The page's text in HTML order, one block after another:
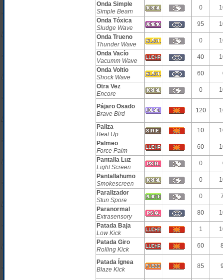
Onda Simple
Simple Beam
0
Onda Tóxica
Sludge Wave
95
Onda Trueno
Thunder Wave
0
Onda Vacío
Vacumm Wave
40
Onda Voltio
Shock Wave
60
Otra Vez
Encore
0
Pájaro Osado
Brave Bird
120
Paliza
Beat Up
10
Palmeo
Force Palm
60
Pantalla Luz
Light Screen
0
Pantallahumo
Smokescreen
0
Paralizador
Stun Spore
0
Paranormal
Extrasensory
80
Patada Baja
Low Kick
1
Patada Giro
Rolling Kick
60
Patada Ígnea
Blaze Kick
85